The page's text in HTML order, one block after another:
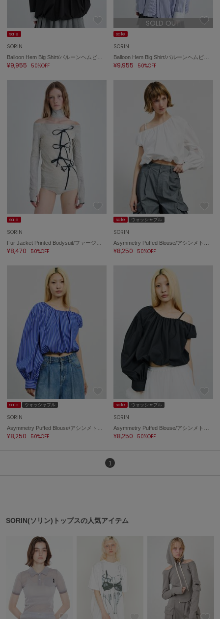
sale
SORIN
¥9,955 50%OFF
SOLD OUT
sale
SORIN
Balloon Hem Big Shirt/バルーンヘムビッグシャツ
¥9,955 50%OFF
sale
SORIN
¥8,470 50%OFF
sale ウォッシャブル
SORIN
¥8,250 50%OFF
sale ウォッシャブル
SORIN
¥8,250 50%OFF
sale ウォッシャブル
SORIN
¥8,250 50%OFF
1
SORIN(ソリン)トップスの人気アイテム